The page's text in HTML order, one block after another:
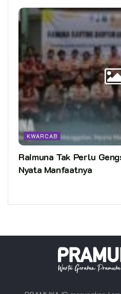
KWARCAB
Raimuna Tak Perlu
Nyata Manfaatnya